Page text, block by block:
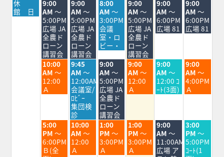
月
曜
日,
休
館 日
火
曜
日,
8
月
4th
2026
9:00
AM ～
5:00PM
広場 JA
全農ド
ローン
講習会
水
曜
日,
8
月
5th
2026
9:00
AM ～
5:00PM
広場 JA
全農ド
ローン
講習会
木
曜
日,
8
月
6th
2026
8:00
AM ～
3:00PM
会議
室・ロ
ビー・
金
曜
日,
8
月
7th
2026
9:00
AM ～
5:00PM
広場 JA
全農ド
ローン
講習会
土
曜
日,
8
月
9:00
AM ～
6:00PM
広場 81
日
曜
日,
8
月
9:00
AM ～
6:00PM
広場 81
火
曜
日,
8
月
10:00
AM ～
12:00
Ａ
水
曜
日,
8
月
5th
2026
9:45
AM ～
12:00AM
会議室/
ﾛﾋﾞｰ
集団検
診
木
曜
日,
8
月
6th
2026
9:00
AM ～
5:00PM
広場 JA
全農ド
ローン
講習会
金
曜
日,
8
月
9:00
AM ～
12:00
Ａ
土
曜
日,
8
月
9:00
AM ～
12:00 ｺ
ｰﾄ(3面)
日
曜
日,
8
月
9:00
AM ～
4:00PM
Ａ
火
曜
日,
8
5:00
PM ～
6:00PM
Ｂ(全
水
曜
日,
8
10:00
AM ～
12:00
Ａ
木
曜
日,
8
1:00
PM ～
3:00PM
Ａ
金
曜
日,
8
1:00
PM ～
3:00PM
Ａ
土
曜
日,
8
9:00
AM ～
11:00AM
広場 ア
日
曜
日,
8
3:00
PM ～
5:00PM
ｺｰﾄ(1